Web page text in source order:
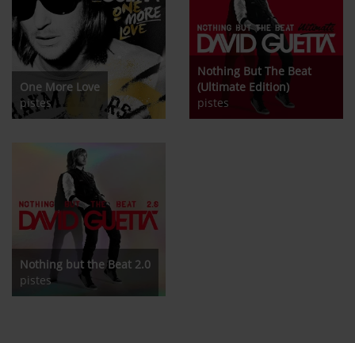
One More Love
pistes
Nothing But The Beat
(Ultimate Edition)
pistes
Nothing but the Beat 2.0
pistes